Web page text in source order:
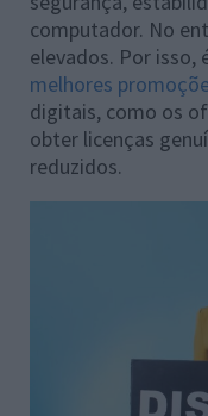
computador. No
elevados. Por isso,
melhores
digitais, como os
obter licenças
reduzidos.